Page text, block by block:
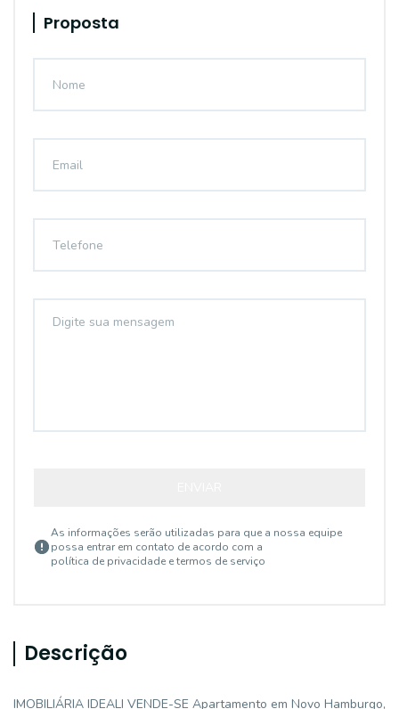
Proposta
As informações serão utilizadas para que a nossa equipe
possa entrar em contato de acordo com a
política de privacidade e termos de serviço
Descrição
IMOBILIÁRIA IDEALI VENDE-SE Apartamento em Novo Hamburgo,